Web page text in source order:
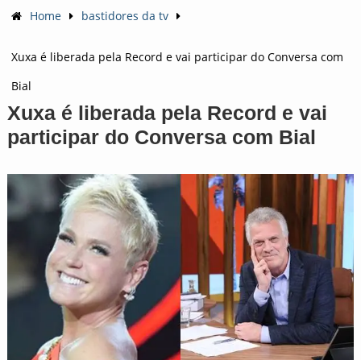
Home bastidores da tv
Xuxa é liberada pela Record e vai participar do Conversa com
Bial
Xuxa é liberada pela Record e vai
participar do Conversa com Bial